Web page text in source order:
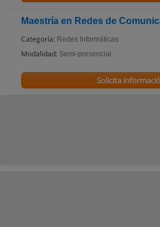
Maestría en Redes de
Categoría: Redes Informáticas
Modalidad: Semi-presencial
Solicita